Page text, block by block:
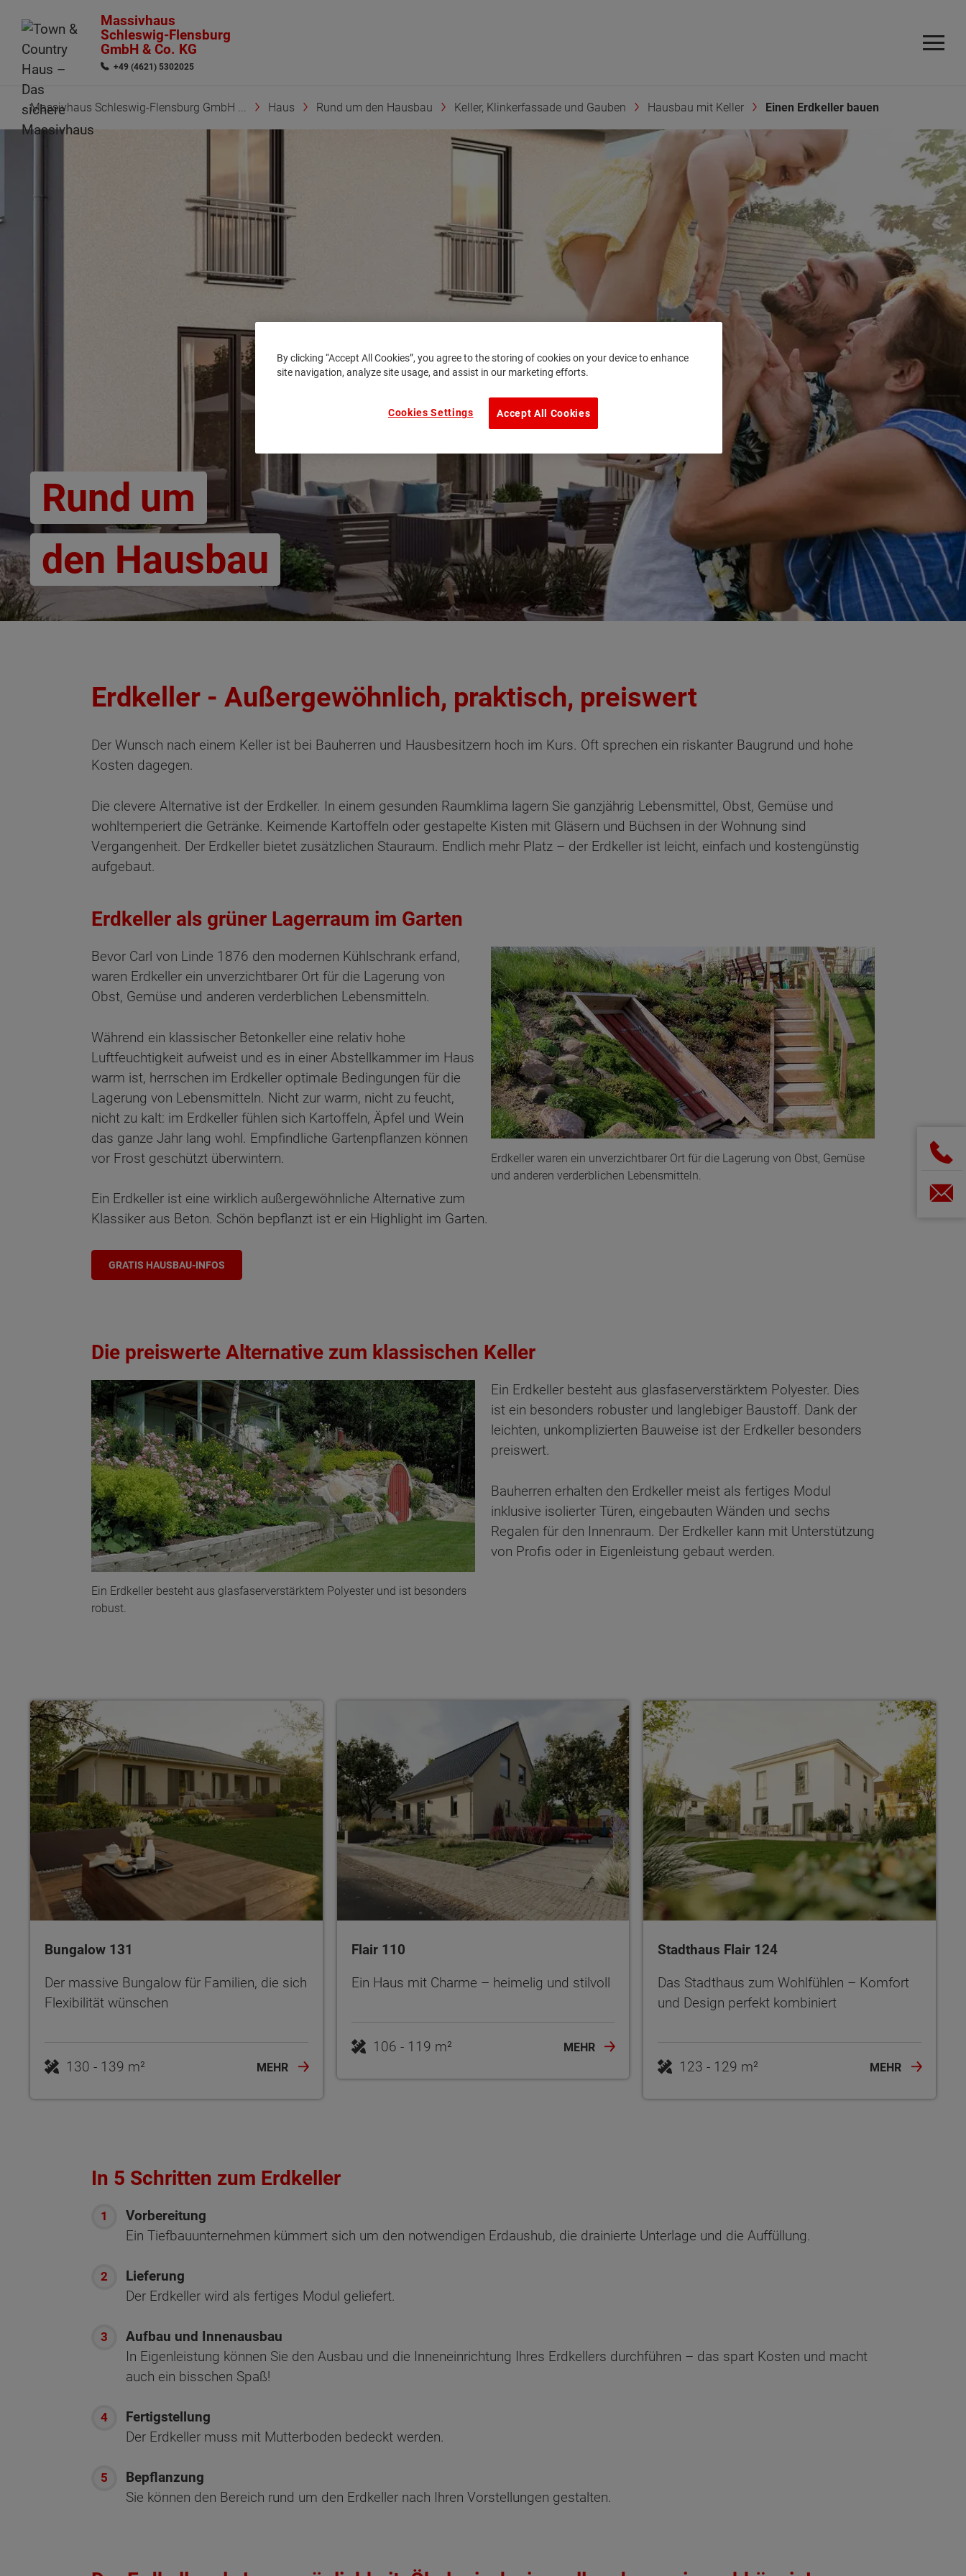
Massivhaus
Schleswig-Flensburg
GmbH & Co. KG
+49 (4621) 5302025
Massivhaus Schleswig-Flensburg GmbH ... Haus Rund um den Hausbau Keller, Klinkerfassade und Gauben Hausbau mit Keller Einen Erdkeller bauen
Rund um
den Hausbau
Erdkeller - Außergewöhnlich, praktisch, preiswert
Der Wunsch nach einem Keller ist bei Bauherren und Hausbesitzern hoch im Kurs. Oft sprechen ein riskanter Baugrund und hohe
Kosten dagegen.
Die clevere Alternative ist der Erdkeller. In einem gesunden Raumklima lagern Sie ganzjährig Lebensmittel, Obst, Gemüse und
wohltemperiert die Getränke. Keimende Kartoffeln oder gestapelte Kisten mit Gläsern und Büchsen in der Wohnung sind
Vergangenheit. Der Erdkeller bietet zusätzlichen Stauraum. Endlich mehr Platz – der Erdkeller ist leicht, einfach und kostengünstig
aufgebaut.
Erdkeller als grüner Lagerraum im Garten
Erdkeller waren ein unverzichtbarer Ort für die Lagerung von Obst, Gemüse
und anderen verderblichen Lebensmitteln.
Bevor Carl von Linde 1876 den modernen Kühlschrank erfand,
waren Erdkeller ein unverzichtbarer Ort für die Lagerung von
Obst, Gemüse und anderen verderblichen Lebensmitteln.
Während ein klassischer Betonkeller eine relativ hohe
Luftfeuchtigkeit aufweist und es in einer Abstellkammer im Haus
warm ist, herrschen im Erdkeller optimale Bedingungen für die
Lagerung von Lebensmitteln. Nicht zur warm, nicht zu feucht,
nicht zu kalt: im Erdkeller fühlen sich Kartoffeln, Äpfel und Wein
das ganze Jahr lang wohl. Empfindliche Gartenpflanzen können
vor Frost geschützt überwintern.
Ein Erdkeller ist eine wirklich außergewöhnliche Alternative zum
Klassiker aus Beton. Schön bepflanzt ist er ein Highlight im Garten.
GRATIS HAUSBAU-INFOS
Die preiswerte Alternative zum klassischen Keller
Ein Erdkeller besteht aus glasfaserverstärktem Polyester und ist besonders
robust.
Ein Erdkeller besteht aus glasfaserverstärktem Polyester. Dies
ist ein besonders robuster und langlebiger Baustoff. Dank der
leichten, unkomplizierten Bauweise ist der Erdkeller besonders
preiswert.
Bauherren erhalten den Erdkeller meist als fertiges Modul
inklusive isolierter Türen, eingebauten Wänden und sechs
Regalen für den Innenraum. Der Erdkeller kann mit Unterstützung
von Profis oder in Eigenleistung gebaut werden.
Bungalow 131
Der massive Bungalow für Familien, die sich
Flexibilität wünschen
130 - 139 m² MEHR
Flair 110
Ein Haus mit Charme – heimelig und stilvoll
106 - 119 m² MEHR
Stadthaus Flair 124
Das Stadthaus zum Wohlfühlen – Komfort
und Design perfekt kombiniert
123 - 129 m² MEHR
In 5 Schritten zum Erdkeller
Vorbereitung
Ein Tiefbauunternehmen kümmert sich um den notwendigen Erdaushub, die drainierte Unterlage und die Auffüllung.
Lieferung
Der Erdkeller wird als fertiges Modul geliefert.
Aufbau und Innenausbau
In Eigenleistung können Sie den Ausbau und die Inneneinrichtung Ihres Erdkellers durchführen – das spart Kosten und macht
auch ein bisschen Spaß!
Fertigstellung
Der Erdkeller muss mit Mutterboden bedeckt werden.
Bepflanzung
Sie können den Bereich rund um den Erdkeller nach Ihren Vorstellungen gestalten.
By clicking “Accept All Cookies”, you agree to the storing of cookies on your device to enhance
site navigation, analyze site usage, and assist in our marketing efforts.
Accept All Cookies
Cookies Settings